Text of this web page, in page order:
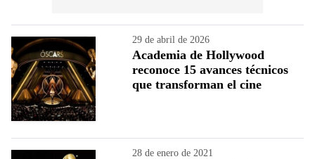
29 de abril de 2026
Academia de Hollywood
reconoce 15 avances técnicos
que transforman el cine
28 de enero de 2021